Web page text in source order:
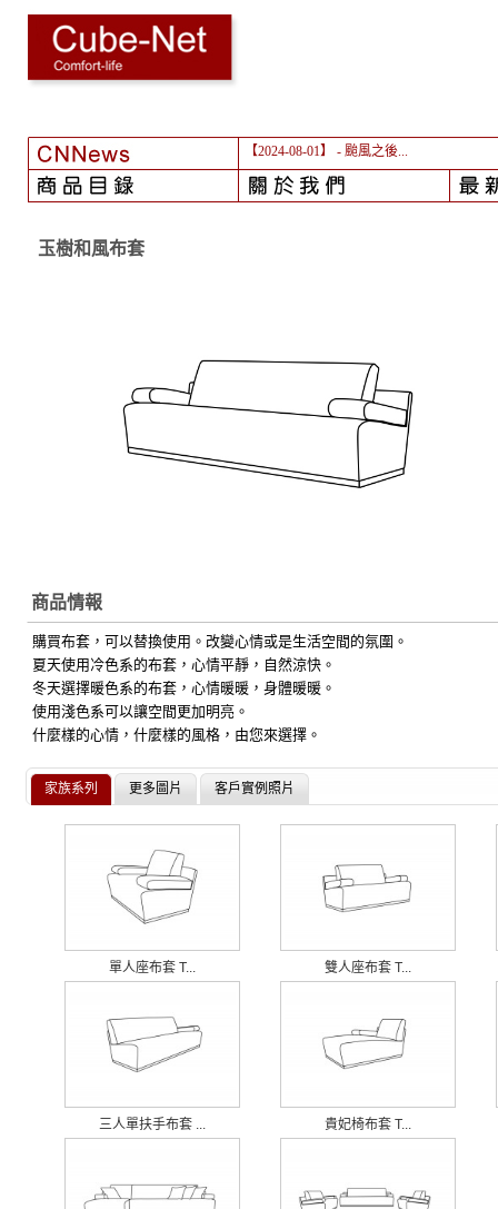
【2024-08-01】 - 颱風之後...
玉樹和風布套
商品情報
購買布套，可以替換使用。改變心情或是生活空間的氛圍。
夏天使用冷色系的布套，心情平靜，自然涼快。
冬天選擇暖色系的布套，心情暖暖，身體暖暖。
使用淺色系可以讓空間更加明亮。
什麼樣的心情，什麼樣的風格，由您來選擇。
家族系列 更多圖片 客戶實例照片
單人座布套 T... 雙人座布套 T...
三人單扶手布套 ... 貴妃椅布套 T...